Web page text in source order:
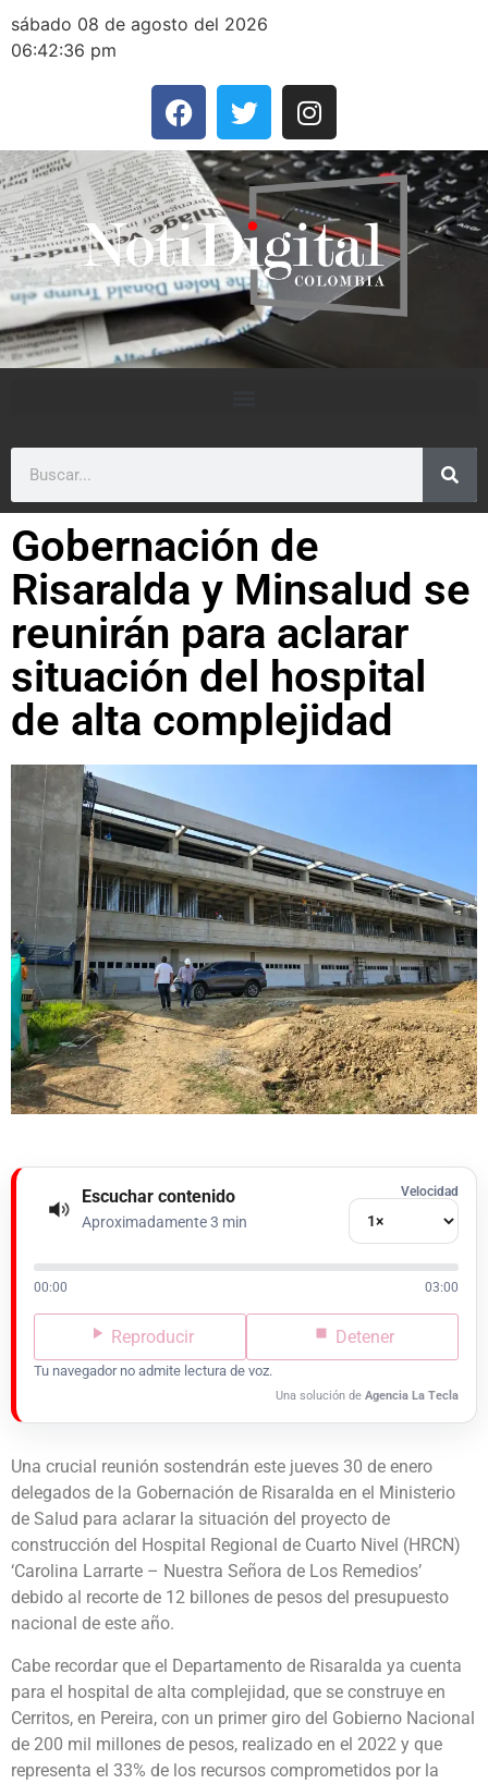
sábado 08 de agosto del 2026
06:42:36 pm
Gobernación de
Risaralda y Minsalud se
reunirán para aclarar
situación del hospital
de alta complejidad
Escuchar contenido
Aproximadamente 3 min
Velocidad
00:00 03:00
Reproducir Detener
Tu navegador no admite lectura de voz.
Una solución de Agencia La Tecla
Una crucial reunión sostendrán este jueves 30 de enero
delegados de la Gobernación de Risaralda en el Ministerio
de Salud para aclarar la situación del proyecto de
construcción del Hospital Regional de Cuarto Nivel (HRCN)
‘Carolina Larrarte – Nuestra Señora de Los Remedios’
debido al recorte de 12 billones de pesos del presupuesto
nacional de este año.
Cabe recordar que el Departamento de Risaralda ya cuenta
para el hospital de alta complejidad, que se construye en
Cerritos, en Pereira, con un primer giro del Gobierno Nacional
de 200 mil millones de pesos, realizado en el 2022 y que
representa el 33% de los recursos comprometidos por la